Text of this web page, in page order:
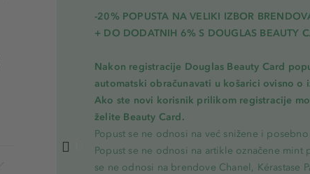
-20% POPUSTA NA VELIKI IZBOR
+ DO DODATNIH 6% S DOUGLAS BEAUTY
Nakon registracije Douglas Beauty Card
automatski obračunavati u košarici ovisno o
Ako ste novi korisnik prilikom registracije
želite Beauty Card.
Popust se ne odnosi na već snižene i
Popust se ne odnosi na artikle označene mint
se ne odnosi na brendove Chanel, Kérastase